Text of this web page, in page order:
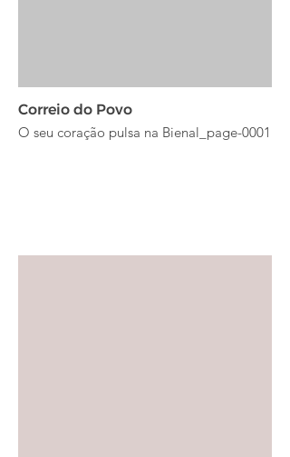
Correio do Povo
O seu coração pulsa na Bienal_page-0001